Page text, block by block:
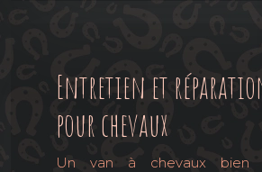
Entretien et
pour chevaux
Un van à chevaux bien